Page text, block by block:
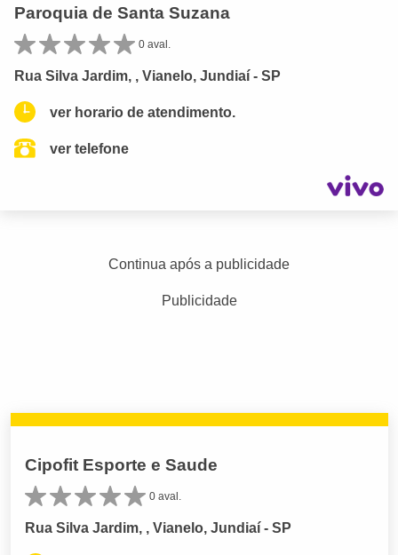
Paroquia de Santa Suzana
0 aval.
Rua Silva Jardim, , Vianelo, Jundiaí - SP
ver horario de atendimento.
ver telefone
Continua após a publicidade
Publicidade
Cipofit Esporte e Saude
0 aval.
Rua Silva Jardim, , Vianelo, Jundiaí - SP